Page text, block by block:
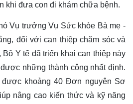
khi đưa con đi khám chữa bệnh.
Vụ trưởng Vụ Sức khỏe Bà mẹ -
đối với can thiệp chăm sóc và
Y tế đã triển khai can thiệp này
những thành công nhất định.
khoảng 40 Đơn nguyên Sơ
nâng cao kiến thức và kỹ năng